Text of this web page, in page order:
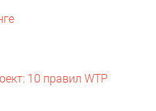
10 правил WTP